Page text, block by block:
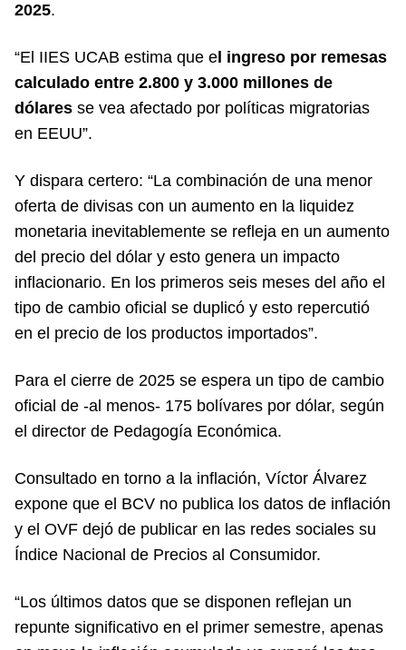
2025.
“El IIES UCAB estima que e l ingreso por remesas
calculado entre 2.800 y 3.000 millones de
dólares se vea afectado por políticas migratorias
en EEUU”.
Y dispara certero: “La combinación de una menor
oferta de divisas con un aumento en la liquidez
monetaria inevitablemente se refleja en un aumento
del precio del dólar y esto genera un impacto
inflacionario. En los primeros seis meses del año el
tipo de cambio oficial se duplicó y esto repercutió
en el precio de los productos importados”.
Para el cierre de 2025 se espera un tipo de cambio
oficial de -al menos- 175 bolívares por dólar, según
el director de Pedagogía Económica.
Consultado en torno a la inflación, Víctor Álvarez
expone que el BCV no publica los datos de inflación
y el OVF dejó de publicar en las redes sociales su
Índice Nacional de Precios al Consumidor.
“Los últimos datos que se disponen reflejan un
repunte significativo en el primer semestre, apenas